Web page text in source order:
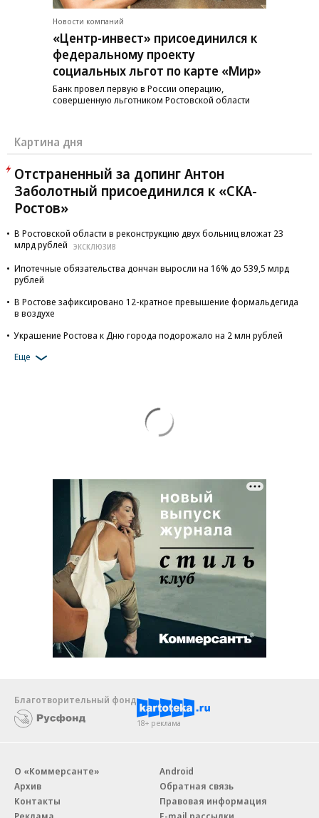
Новости компаний
«Центр-инвест» присоединился к
федеральному проекту
социальных льгот по карте «Мир»
Банк провел первую в России операцию,
совершенную льготником Ростовской области
Картина дня
Отстраненный за допинг Антон
Заболотный присоединился к «СКА-
Ростов»
В Ростовской области в реконструкцию двух больниц вложат 23
млрд рублей
ЭКСКЛЮЗИВ
Ипотечные обязательства дончан выросли на 16% до 539,5 млрд
рублей
В Ростове зафиксировано 12-кратное превышение формальдегида
в воздухе
Украшение Ростова к Дню города подорожало на 2 млн рублей
Еще
Благотворительный фонд
18+ реклама
О «Коммерсанте»
Архив
Контакты
Android
Обратная связь
Правовая информация